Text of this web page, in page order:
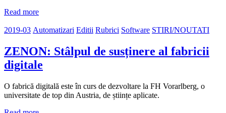
Read more
2019-03 Automatizari Editii Rubrici Software STIRI/NOUTATI
ZENON: Stâlpul de susținere al fabricii
digitale
O fabrică digitală este în curs de dezvoltare la FH Vorarlberg, o
universitate de top din Austria, de științe aplicate.